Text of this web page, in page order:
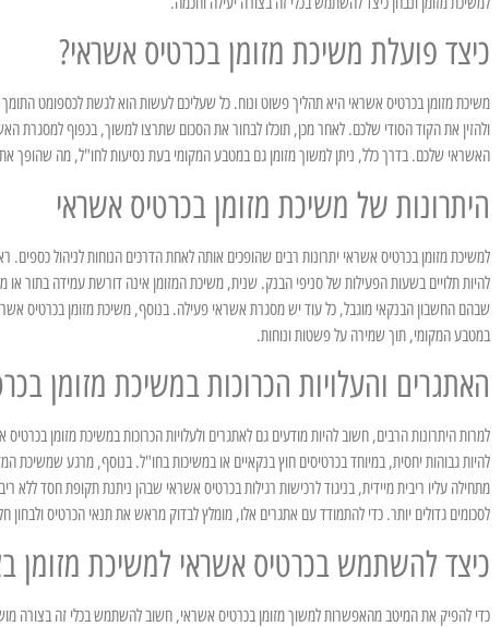
כיצד פועלת משיכת מזומן בכרטיס אשראי?
משיכת מזומן בכרטיס אשראי היא תהליך פשוט ונוח. כל שעליכם לעשות הוא לגשת לכספומט
ולהזין את הקוד הסודי שלכם. לאחר מכן, תוכלו לבחור את הסכום שתרצו למשוך, בכפוף למסגרת
האשראי שלכם. בדרך כלל, ניתן למשוך מזומן גם במטבע המקומי בעת נסיעות לחו"ל, מה שהופך את
היתרונות של משיכת מזומן בכרטיס אשראי
למשיכת מזומן בכרטיס אשראי יתרונות רבים שהופכים אותה לאחת הדרכים הנוחות לניהול
להיות תלויים בשעות הפעילות של סניפי הבנק. שנית, משיכת המזומן אינה דורשת עמידה בתור
שבהם החשבון הבנקאי מוגבל, כל עוד יש מסגרת אשראי פעילה. בנוסף, משיכת מזומן בכרטיס
במטבע המקומי, תוך שמירה על פשטות ונוחות.
האתגרים והעלויות הכרוכות במשיכת מזומן
למרות היתרונות הרבים, חשוב להיות מודעים גם לאתגרים ולעלויות הכרוכות במשיכת מזומן
להיות גבוהות יחסית, במיוחד בכרטיסים חוץ בנקאיים או במשיכות בחו"ל. בנוסף, מרגע שמשיכת
מתחילה עליו ריבית מיידית, בניגוד לרכישות רגילות בכרטיס אשראי שבהן ניתנת תקופת חסד
לסכומים גדולים יותר. כדי להתמודד עם אתגרים אלו, מומלץ לבדוק מראש את תנאי הכרטיס ולבחון
כיצד להשתמש בכרטיס אשראי למשיכת מזומן
כדי להפיק את המיטב מהאפשרות למשוך מזומן בכרטיס אשראי, חשוב להשתמש בכלי זה בצורה